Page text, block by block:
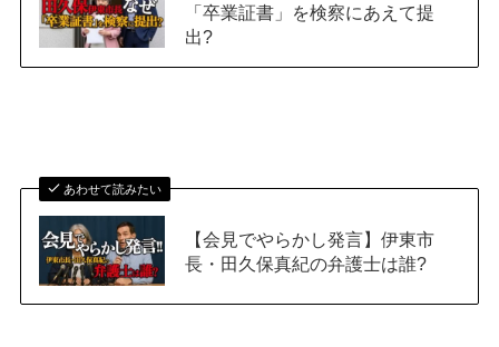
「卒業証書」を検察にあえて提
出?
あわせて読みたい
【会見でやらかし発言】伊東市
長・田久保真紀の弁護士は誰?